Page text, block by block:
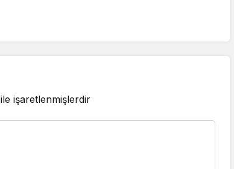
ile işaretlenmişlerdir